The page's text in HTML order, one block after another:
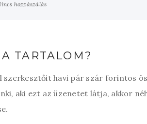
hozzászálás
TARTALOM?
szerkesztőit havi pár szár forintos
aki ezt az üzenetet látja, akkor